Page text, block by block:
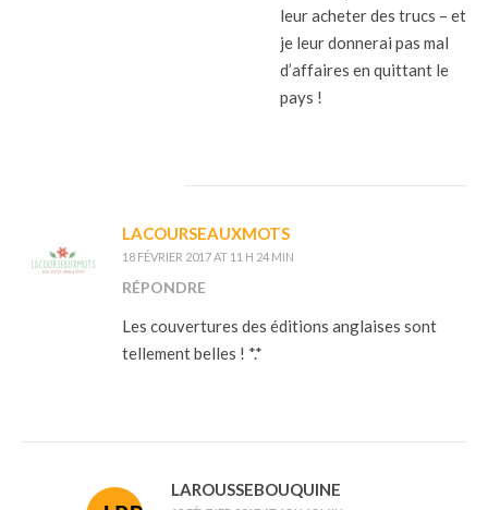
leur acheter des trucs – et
je leur donnerai pas mal
d’affaires en quittant le
pays !
LACOURSEAUXMOTS
18 FÉVRIER 2017 AT 11 H 24 MIN
RÉPONDRE
Les couvertures des éditions anglaises sont
tellement belles ! *.*
LAROUSSEBOUQUINE